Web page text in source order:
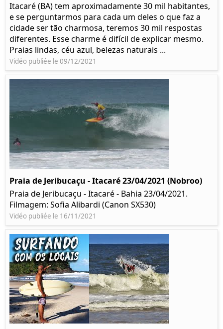
Itacaré (BA) tem aproximadamente 30 mil habitantes,
e se perguntarmos para cada um deles o que faz a
cidade ser tão charmosa, teremos 30 mil respostas
diferentes. Esse charme é difícil de explicar mesmo.
Praias lindas, céu azul, belezas naturais ...
Vidéo publiée le 09/12/2021
Praia de Jeribucaçu - Itacaré 23/04/2021 (Nobroo)
Praia de Jeribucaçu - Itacaré - Bahia 23/04/2021.
Filmagem: Sofia Alibardi (Canon SX530)
Vidéo publiée le 16/11/2021